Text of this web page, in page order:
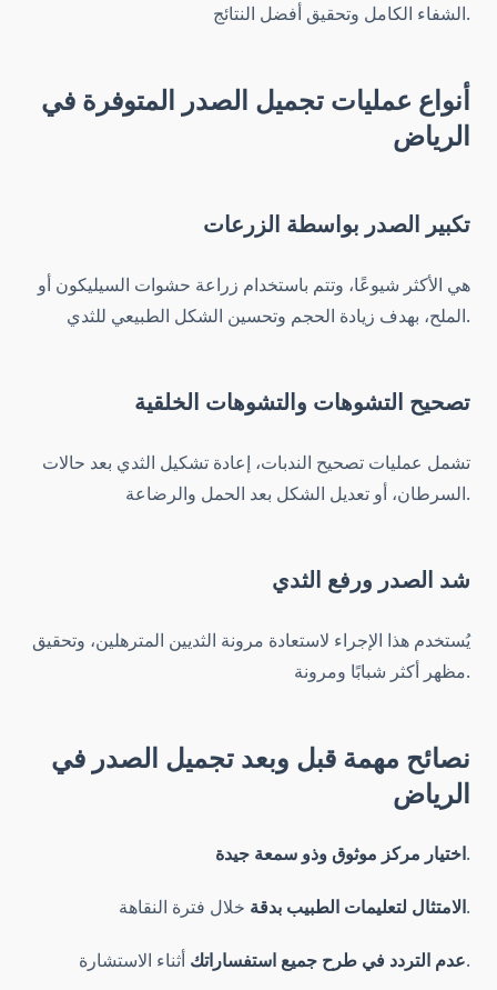
الشفاء الكامل وتحقيق أفضل النتائج.
أنواع عمليات تجميل الصدر المتوفرة في
الرياض
تكبير الصدر بواسطة الزرعات
هي الأكثر شيوعًا، وتتم باستخدام زراعة حشوات السيليكون أو
الملح، بهدف زيادة الحجم وتحسين الشكل الطبيعي للثدي.
تصحيح التشوهات والتشوهات الخلقية
تشمل عمليات تصحيح الندبات، إعادة تشكيل الثدي بعد حالات
السرطان، أو تعديل الشكل بعد الحمل والرضاعة.
شد الصدر ورفع الثدي
يُستخدم هذا الإجراء لاستعادة مرونة الثديين المترهلين، وتحقيق
مظهر أكثر شبابًا ومرونة.
نصائح مهمة قبل وبعد تجميل الصدر في
الرياض
اختيار مركز موثوق وذو سمعة جيدة.
الامتثال لتعليمات الطبيب بدقةخلال فترة النقاهة.
عدم التردد في طرح جميع استفساراتكأثناء الاستشارة.